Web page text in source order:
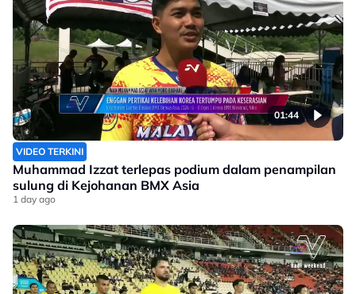
01:44
VIDEO TERKINI
Muhammad Izzat terlepas podium dalam penampilan
sulung di Kejohanan BMX Asia
1 day ago